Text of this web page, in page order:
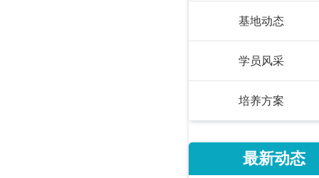
基地动态
学员风采
培养方案
最新动态